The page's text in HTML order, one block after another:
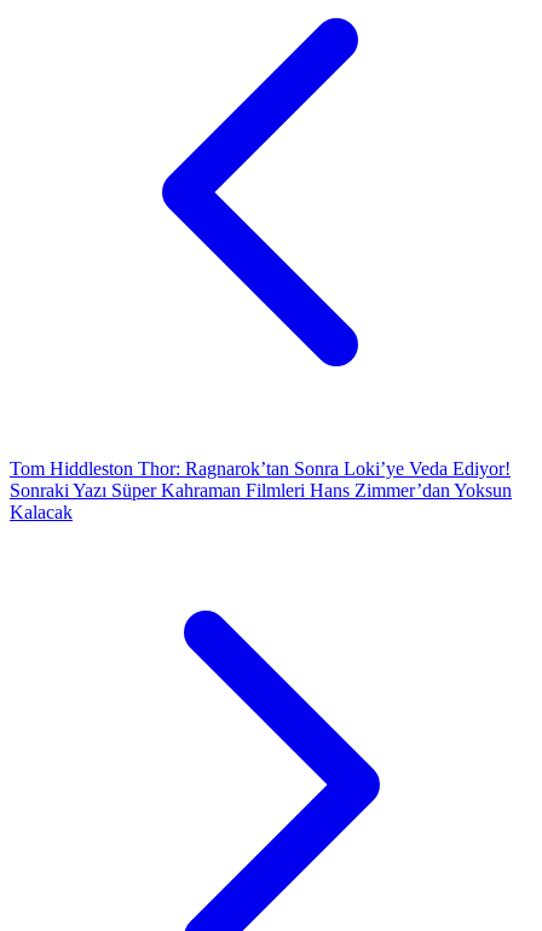
Tom Hiddleston Thor: Ragnarok’tan Sonra Loki’ye Veda Ediyor!
Sonraki Yazı Süper Kahraman Filmleri Hans Zimmer’dan Yoksun
Kalacak